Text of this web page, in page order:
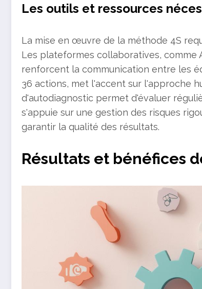
Les outils et ressources
La mise en œuvre de la méthode 4S
Les plateformes collaboratives,
renforcent la communication entre les
36 actions, met l'accent sur l'approche
d'autodiagnostic permet d'évaluer
s'appuie sur une gestion des risques
garantir la qualité des résultats.
Résultats et bénéfices